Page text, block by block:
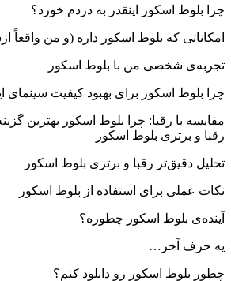
چرا بلوط اسکور اینقدر به دردم خورد؟
امکاناتی که بلوط اسکور داره (و من واقعاً
تجربه‌ی شخصی من با بلوط اسکور
چرا بلوط اسکور برای بهبود کیفیت سینمای
مقایسه با رقبا: چرا بلوط اسکور بهترین
رقبا و برتری بلوط اسکور
تحلیل دقیق‌تر رقبا و برتری بلوط اسکور
نکات عملی برای استفاده از بلوط اسکور
آینده‌ی بلوط اسکور چطوره؟
یه حرف آخر…
چطور بلوط اسکور رو دانلود کنم؟